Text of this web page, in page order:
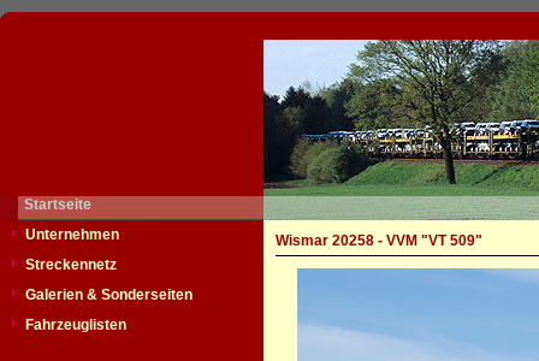
Startseite
Unternehmen
Streckennetz
Galerien & Sonderseiten
Fahrzeuglisten
Wismar 20258 - VVM "VT 509"